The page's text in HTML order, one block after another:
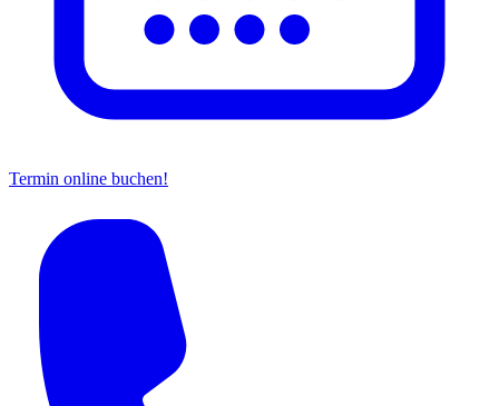
Termin online buchen!